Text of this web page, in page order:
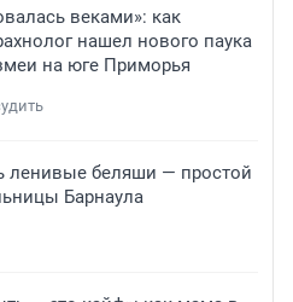
веками»: как
нашел нового паука
на юге Приморья
ленивые беляши — простой
Барнаула